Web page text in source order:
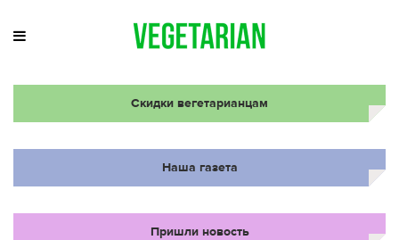
Скидки вегетарианцам
Наша газета
Пришли новость